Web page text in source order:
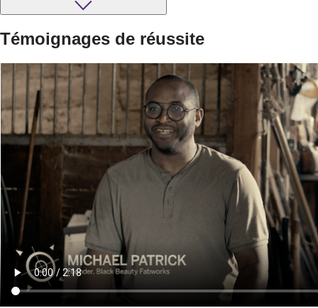
Témoignages de réussite